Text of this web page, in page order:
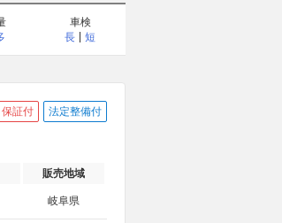
車検
長
短
保証付 法定整備付
販売地域
岐阜県